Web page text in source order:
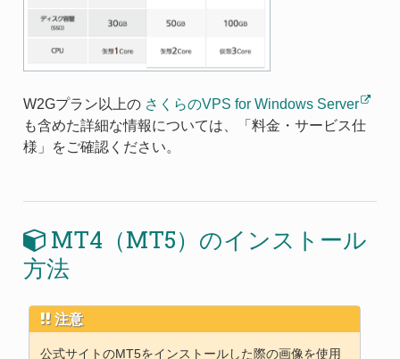
W2Gプラン以上の さくらのVPS for Windows Server
も含めた詳細な情報については、「料金・サービス仕
様」をご確認ください。
MT4（MT5）のインストール
方法
注意
公式サイトのMT5をインストールした際の画像を使用